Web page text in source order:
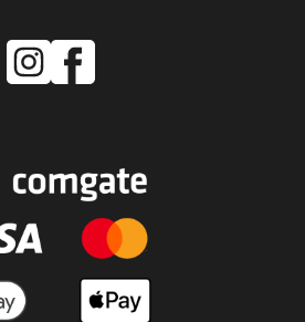
mielecentervlasek
Miele
Center